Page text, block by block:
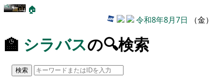
🏠
令和8年8月7日 （金）
🏫 シラバスの🔍検索